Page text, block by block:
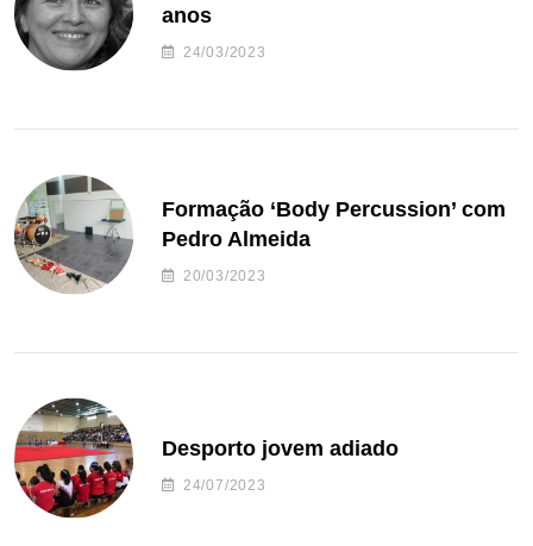
anos
24/03/2023
Formação ‘Body Percussion’ com
Pedro Almeida
20/03/2023
Desporto jovem adiado
24/07/2023